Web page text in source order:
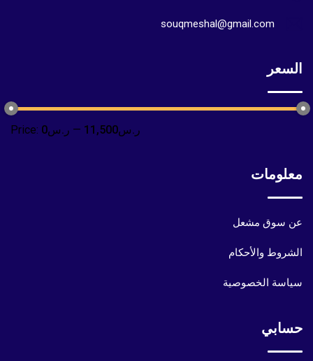
souqmeshal@gmail.com
السعر
Price: ر.س0 — ر.س11,500
معلومات
عن سوق مشعل
الشروط والأحكام
سياسة الخصوصية
حسابي